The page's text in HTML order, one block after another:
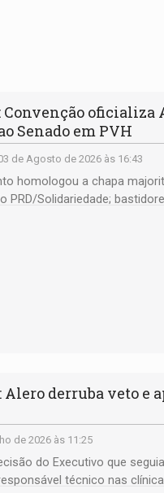
Convenção
Senado em PVH
de Agosto de 2026 às 16:43
homologou a chapa
PRD/Solidariedade;
Alero derruba veto e
de 2026 às 11:25
do Executivo que
técnico nas